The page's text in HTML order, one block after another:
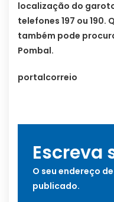
localização do
telefones 197 ou
também pode
Pombal.
portalcorreio
Escreva
O seu endereço
publicado.